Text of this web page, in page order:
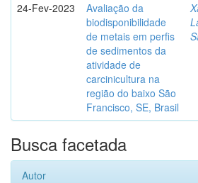
24-Fev-2023
Avaliação da
biodisponibilidade
de metais em perfis
de sedimentos da
atividade de
carcinicultura na
região do baixo São
Francisco, SE, Brasil
Busca facetada
Autor